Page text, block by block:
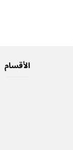
الأقسام